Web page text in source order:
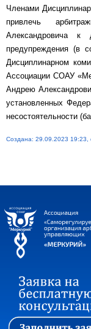
Членами
привлечь
Александровича к
предупреждения (в
Дисциплинарном
Ассоциации СОАУ
Андрею
установленных
несостоятельности
Создана: 29.09.2023 19:23,